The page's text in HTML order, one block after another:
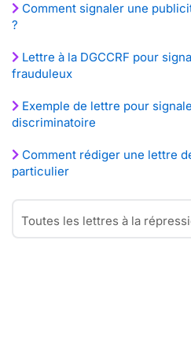
Comment signaler une
?
Lettre à la DGCCRF pour
frauduleux
Exemple de lettre pour
discriminatoire
Comment rédiger une lettre
particulier